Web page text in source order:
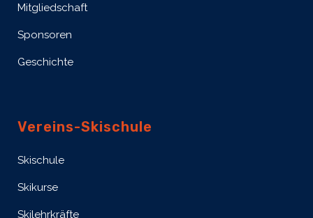
Mitgliedschaft
Sponsoren
Geschichte
Vereins-Skischule
Skischule
Skikurse
Skilehrkräfte